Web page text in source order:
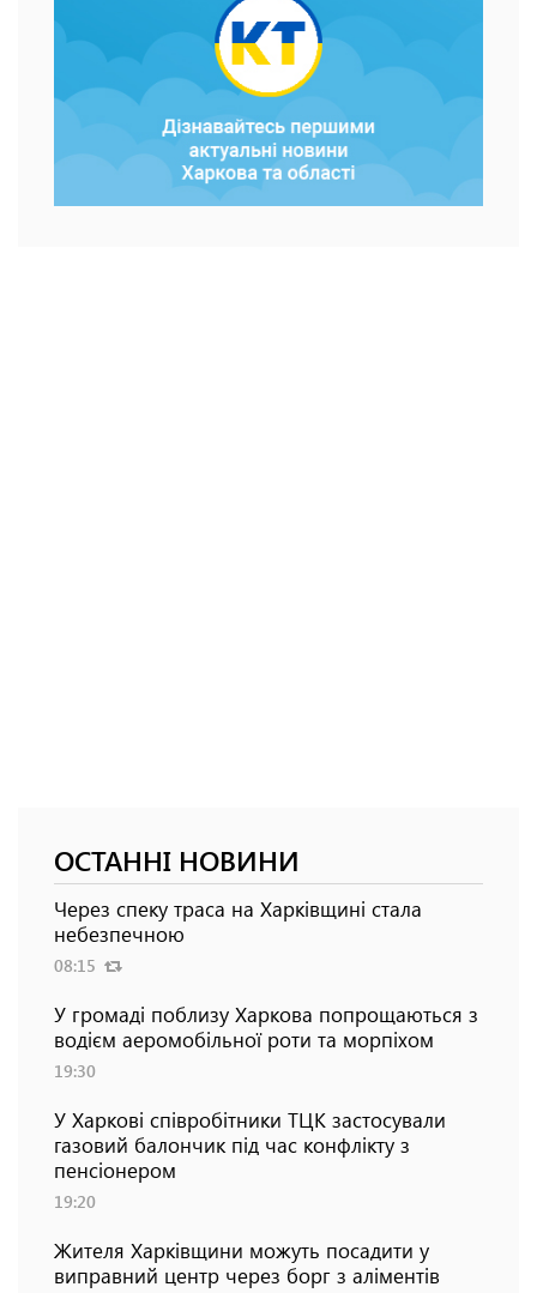
ОСТАННІ НОВИНИ
Через спеку траса на Харківщині стала
небезпечною
08:15
У громаді поблизу Харкова попрощаються з
водієм аеромобільної роти та морпіхом
19:30
У Харкові співробітники ТЦК застосували
газовий балончик під час конфлікту з
пенсіонером
19:20
Жителя Харківщини можуть посадити у
виправний центр через борг з аліментів